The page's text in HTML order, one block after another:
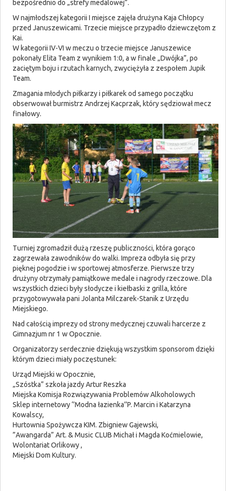
bezpośrednio do „strefy medalowej”.
W najmłodszej kategorii I miejsce zajęła drużyna Kaja Chłopcy
przed Januszewicami. Trzecie miejsce przypadło dziewczętom z
Kai.
W kategorii IV-VI w meczu o trzecie miejsce Januszewice
pokonały Elita Team z wynikiem 1:0, a w finale „Dwójka”, po
zaciętym boju i rzutach karnych, zwyciężyła z zespołem Jupik
Team.
Zmagania młodych piłkarzy i piłkarek od samego początku
obserwował burmistrz Andrzej Kacprzak, który sędziował mecz
finałowy.
Turniej zgromadził dużą rzeszę publiczności, która gorąco
zagrzewała zawodników do walki. Impreza odbyła się przy
pięknej pogodzie i w sportowej atmosferze. Pierwsze trzy
drużyny otrzymały pamiątkowe medale i nagrody rzeczowe. Dla
wszystkich dzieci były słodycze i kiełbaski z grilla, które
przygotowywała pani Jolanta Milczarek-Stanik z Urzędu
Miejskiego.
Nad całością imprezy od strony medycznej czuwali harcerze z
Gimnazjum nr 1 w Opocznie.
Organizatorzy serdecznie dziękują wszystkim sponsorom dzięki
którym dzieci miały poczęstunek:
Urząd Miejski w Opocznie,
„Szóstka” szkoła jazdy Artur Reszka
Miejska Komisja Rozwiązywania Problemów Alkoholowych
Sklep internetowy ‘’Modna łazienka’’P. Marcin i Katarzyna
Kowalscy,
Hurtownia Spożywcza KIM. Zbigniew Gajewski,
”Awangarda” Art. & Music CLUB Michał i Magda Koćmielowie,
Wolontariat Orlikowy ,
Miejski Dom Kultury.